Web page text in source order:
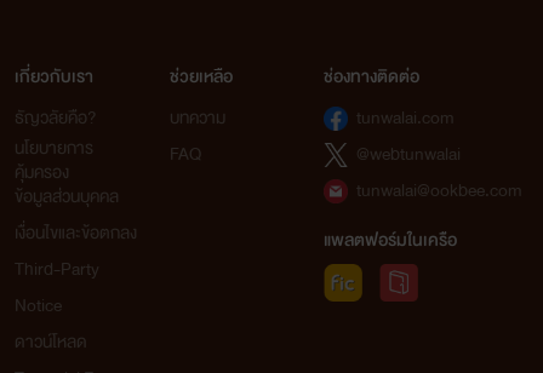
เกี่ยวกับเรา
ธัญวลัยคือ?
นโยบายการ
คุ้มครอง
ข้อมูลส่วนบุคคล
เงื่อนไขและข้อตกลง
Third-Party
Notice
ดาวน์โหลด
ช่วยเหลือ
บทความ
FAQ
ช่องทางติดต่อ
tunwalai.com
@webtunwalai
tunwalai@ookbee.com
แพลตฟอร์มในเครือ